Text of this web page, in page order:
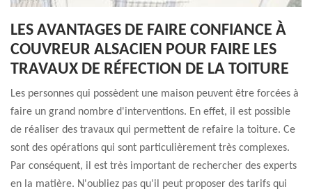
LES AVANTAGES DE FAIRE CONFIANCE À
COUVREUR ALSACIEN POUR FAIRE LES
TRAVAUX DE RÉFECTION DE LA TOITURE
Les personnes qui possèdent une maison peuvent être forcées à
faire un grand nombre d'interventions. En effet, il est possible
de réaliser des travaux qui permettent de refaire la toiture. Ce
sont des opérations qui sont particulièrement très complexes.
Par conséquent, il est très important de rechercher des experts
en la matière. N'oubliez pas qu'il peut proposer des tarifs qui